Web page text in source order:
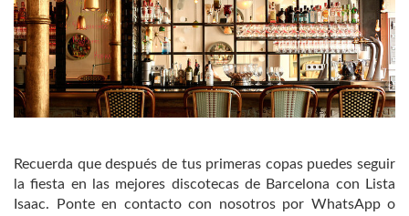
Recuerda que después de tus primeras copas puedes seguir
la fiesta en las mejores discotecas de Barcelona con Lista
Isaac. Ponte en contacto con nosotros por WhatsApp o